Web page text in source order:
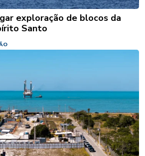
exploração de blocos da
Santo